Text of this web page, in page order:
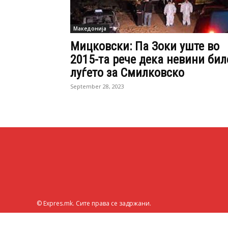
Македонија
Мицковски: Па Зоки уште во
2015-та рече дека невини
луѓето за Смилковско
September 28, 2023
© Expres.mk. Сите права се задржани.